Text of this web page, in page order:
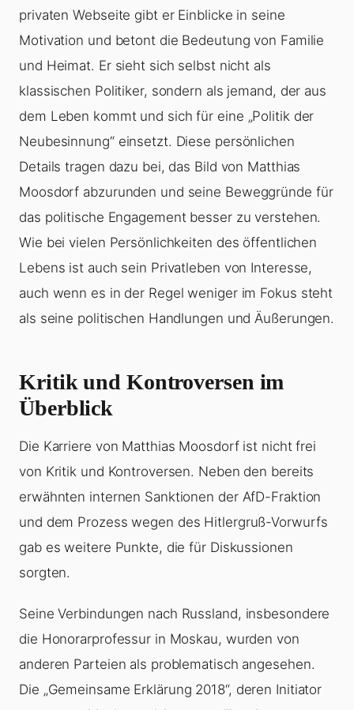
privaten Webseite gibt er Einblicke in seine
Motivation und betont die Bedeutung von Familie
und Heimat. Er sieht sich selbst nicht als
klassischen Politiker, sondern als jemand, der aus
dem Leben kommt und sich für eine „Politik der
Neubesinnung“ einsetzt. Diese persönlichen
Details tragen dazu bei, das Bild von Matthias
Moosdorf abzurunden und seine Beweggründe für
das politische Engagement besser zu verstehen.
Wie bei vielen Persönlichkeiten des öffentlichen
Lebens ist auch sein Privatleben von Interesse,
auch wenn es in der Regel weniger im Fokus steht
als seine politischen Handlungen und Äußerungen.
Kritik und Kontroversen im
Überblick
Die Karriere von Matthias Moosdorf ist nicht frei
von Kritik und Kontroversen. Neben den bereits
erwähnten internen Sanktionen der AfD-Fraktion
und dem Prozess wegen des Hitlergruß-Vorwurfs
gab es weitere Punkte, die für Diskussionen
sorgten.
Seine Verbindungen nach Russland, insbesondere
die Honorarprofessur in Moskau, wurden von
anderen Parteien als problematisch angesehen.
Die „Gemeinsame Erklärung 2018“, deren Initiator